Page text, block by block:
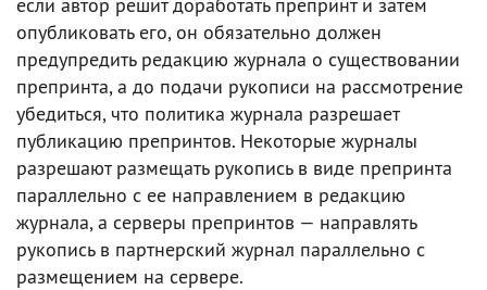
опубликовать его, он обязательно должен
предупредить редакцию журнала о существовании
препринта, а до подачи рукописи на рассмотрение
убедиться, что политика журнала разрешает
публикацию препринтов. Некоторые журналы
разрешают размещать рукопись в виде препринта
параллельно с ее направлением в редакцию
журнала, а серверы препринтов — направлять
рукопись в партнерский журнал параллельно с
размещением на сервере.